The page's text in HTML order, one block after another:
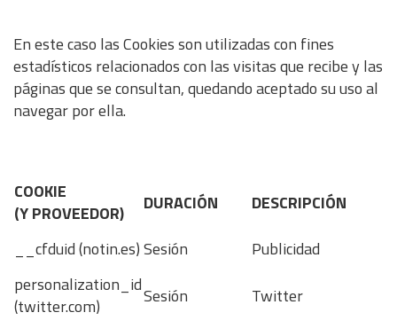
En este caso las Cookies son utilizadas con fines
estadísticos relacionados con las visitas que recibe y las
páginas que se consultan, quedando aceptado su uso al
navegar por ella.
COOKIE
(Y PROVEEDOR)
DURACIÓN
DESCRIPCIÓN
__cfduid (notin.es)Sesión
Publicidad
personalization_id
(twitter.com)
Sesión Twitter